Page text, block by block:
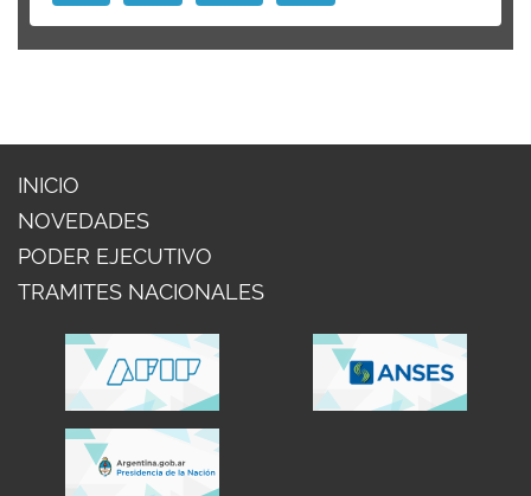
INICIO
NOVEDADES
PODER EJECUTIVO
TRAMITES NACIONALES